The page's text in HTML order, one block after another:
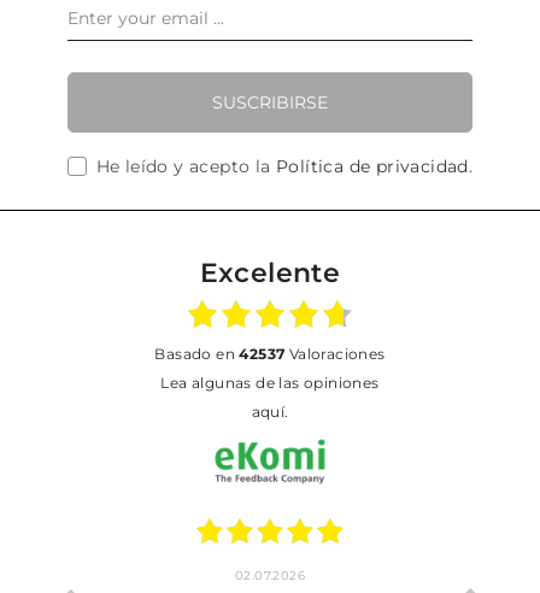
SUSCRIBIRSE
He leído y acepto la Política de privacidad.
Excelente
basado en42537 Valoraciones
Lea algunas de las opiniones
aquí.
02.07.2026